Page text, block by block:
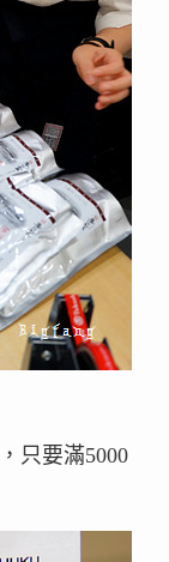
只要滿5000